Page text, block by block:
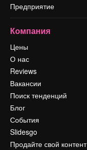
Предприятие
Компания
Цены
О нас
Reviews
Вакансии
Поиск тенденций
Блог
События
Slidesgo
Продайте свой контент